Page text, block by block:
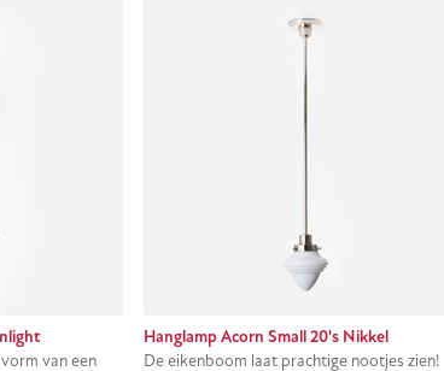
van een
Hanglamp Acorn Small 20's Nikkel
De eikenboom laat prachtige nootjes zien!